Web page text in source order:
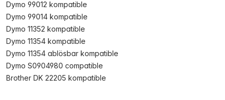
Dymo 99012 kompatible
Dymo 99014 kompatible
Dymo 11352 kompatible
Dymo 11354 kompatible
Dymo 11354 ablösbar kompatible
Dymo S0904980 compatible
Brother DK 22205 kompatible